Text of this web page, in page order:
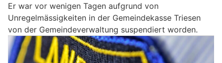
Er war vor wenigen Tagen aufgrund von
Unregelmässigkeiten in der Gemeindekasse Triesen
von der Gemeindeverwaltung suspendiert worden.